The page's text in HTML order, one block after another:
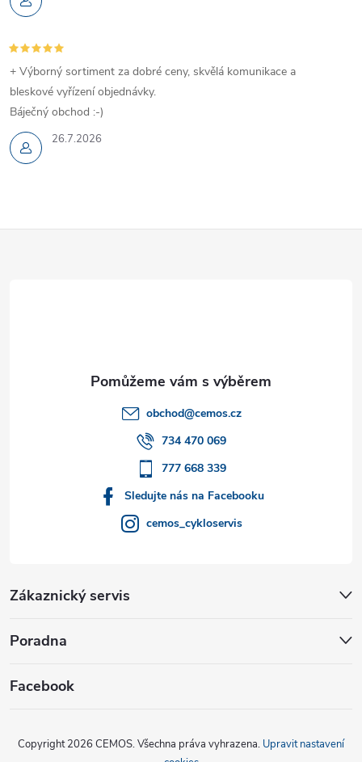
26.7.2026
+ Výborný sortiment za dobré ceny, skvělá komunikace a
bleskové vyřízení objednávky.
Báječný obchod :-)
obchod@cemos.cz
734 470 069
777 668 339
Sledujte nás na Facebooku
cemos_cykloservis
Zákaznický servis
Poradna
Facebook
Copyright 2026 CEMOS. Všechna práva vyhrazena. Upravit nastavení